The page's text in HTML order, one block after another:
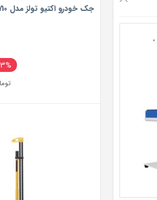
،
جک خودرو اکتیو تولز مدل AC-3710